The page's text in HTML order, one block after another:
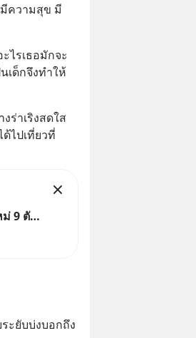
ความสุข มี
ไรเธอมักจะ
เด็กจึงทำให้
ร่าเริงสดใส
ไปเที่ยวที่
9 ตัว
ชน AI
ะยับบ่งบอกถึง